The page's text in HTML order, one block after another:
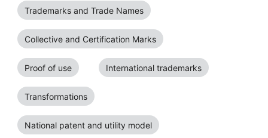
Trademarks and Trade Names
Collective and Certification Marks
Proof of use International trademarks
Transformations
National patent and utility model